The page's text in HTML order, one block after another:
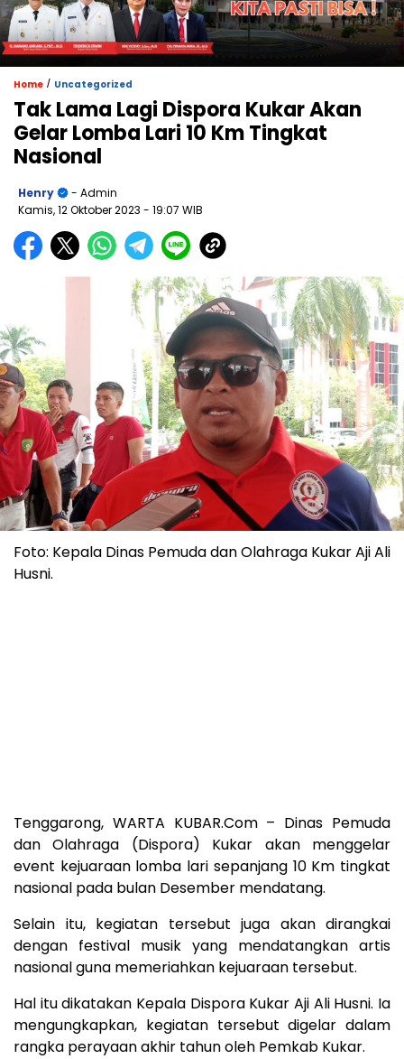
Home / Uncategorized
Tak Lama Lagi Dispora Kukar Akan
Gelar Lomba Lari 10 Km Tingkat
Nasional
Henry
- Admin
Kamis, 12 Oktober 2023 - 19:07 WIB
Foto: Kepala Dinas Pemuda dan Olahraga Kukar Aji Ali
Husni.
Tenggarong, WARTA KUBAR.Com – Dinas Pemuda
dan Olahraga (Dispora) Kukar akan menggelar
event kejuaraan lomba lari sepanjang 10 Km tingkat
nasional pada bulan Desember mendatang.
Selain itu, kegiatan tersebut juga akan dirangkai
dengan festival musik yang mendatangkan artis
nasional guna memeriahkan kejuaraan tersebut.
Hal itu dikatakan Kepala Dispora Kukar Aji Ali Husni. Ia
mengungkapkan, kegiatan tersebut digelar dalam
rangka perayaan akhir tahun oleh Pemkab Kukar.